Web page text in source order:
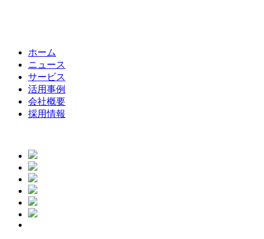
ホーム
ニュース
サービス
活用事例
会社概要
採用情報